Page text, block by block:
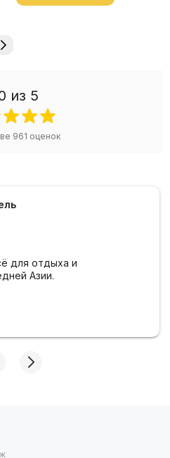
из 5
961 оценок
для отдыха и
Азии.